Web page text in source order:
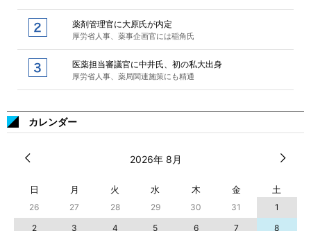
薬剤管理官に大原氏が内定
厚労省人事、薬事企画官には稲角氏
医薬担当審議官に中井氏、初の私大出身
厚労省人事、薬局関連施策にも精通
カレンダー
2026年 8月
日 月 火 水 木 金 土
26 27 28 29 30 31
1
2
3 4 5 6 7
8